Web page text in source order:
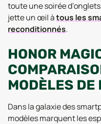
toute une soirée
jette un œil àtous les
reconditionnés.
HONOR
MODÈLES DE
Dans la galaxie des
modèles marquent les